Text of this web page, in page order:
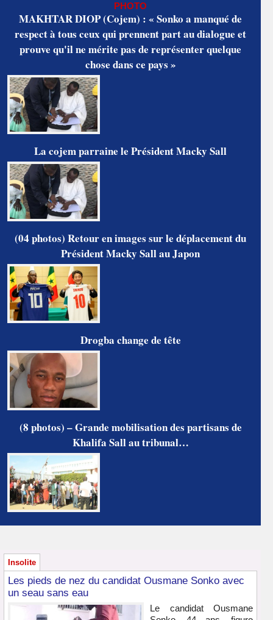
PHOTO
MAKHTAR DIOP (Cojem) : « Sonko a manqué de
respect à tous ceux qui prennent part au dialogue et
prouve qu'il ne mérite pas de représenter quelque
chose dans ce pays »
La cojem parraine le Président Macky Sall
(04 photos) Retour en images sur le déplacement du
Président Macky Sall au Japon
Drogba change de tête
(8 photos) – Grande mobilisation des partisans de
Khalifa Sall au tribunal…
Insolite
Les pieds de nez du candidat Ousmane Sonko avec
un seau sans eau
Le candidat Ousmane